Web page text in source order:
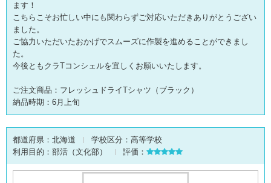
ます！
こちらこそお忙しい中にも関わらずご対応いただきありがとうござい
ました。
ご協力いただいたおかげでスムーズに作製を進めることができまし
た。
今後ともクラTコンシェルを宜しくお願いいたします。
ご注文商品：フレッシュドライTシャツ（ブラック）
納品時期：6月上旬
都道府県： 北海道 学校区分： 高等学校
利用目的： 部活（文化部） 評価：